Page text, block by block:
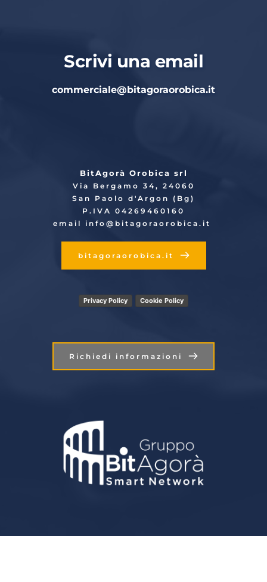
Scrivi una email
commerciale@bitagoraorobica.it
BitAgorà Orobica srl
Via Bergamo 34, 24060
San Paolo d'Argon (Bg)
P.IVA 04269460160
email info @bitagoraorobica.it
bitagoraorobica.it
Privacy Policy Cookie Policy
Richiedi informazioni